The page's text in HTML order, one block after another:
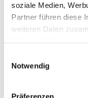
soziale Medien,
Partner führen diese
weiteren Daten
unserer Website
Notwendig